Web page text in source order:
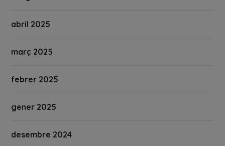
abril 2025
març 2025
febrer 2025
gener 2025
desembre 2024